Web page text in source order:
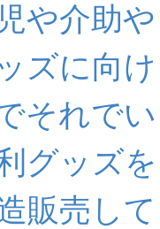
や介助や
ズに向け
それでい
グッズを
販売して